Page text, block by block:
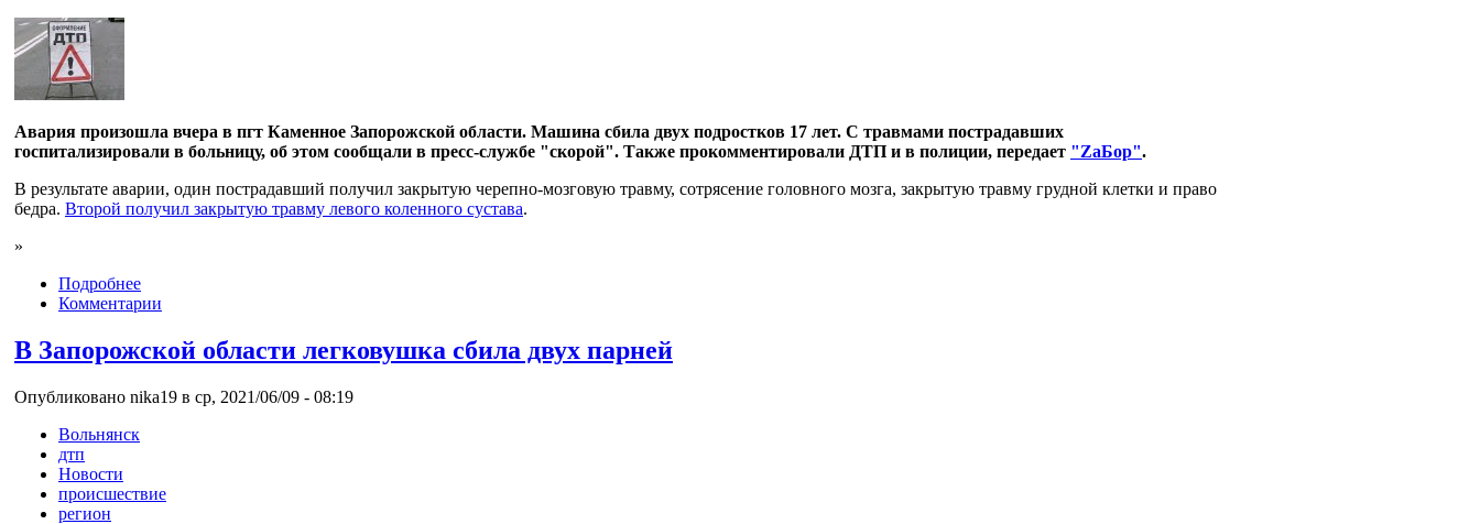
Авария произошла вчера в пгт Каменное Запорожской области. Машина сбила двух подростков 17 лет. С травмами пострадавших
госпитализировали в больницу, об этом сообщали в пресс-службе "скорой". Также прокомментировали ДТП и в полиции, передает "ZаБор".
В результате аварии, один пострадавший получил закрытую черепно-мозговую травму, сотрясение головного мозга, закрытую травму грудной клетки и право
бедра. Второй получил закрытую травму левого коленного сустава.
»
Подробнее
Комментарии
В Запорожской области легковушка сбила двух парней
Опубликовано nika19 в ср, 2021/06/09 - 08:19
Вольнянск
дтп
Новости
происшествие
регион